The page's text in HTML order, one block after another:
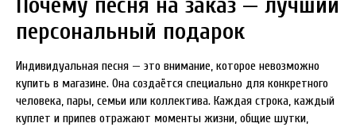
персональный подарок
Индивидуальная песня — это внимание, которое невозможно
купить в магазине. Она создаётся специально для конкретного
человека, пары, семьи или коллектива. Каждая строка, каждый
куплет и припев отражают моменты жизни, общие шутки,